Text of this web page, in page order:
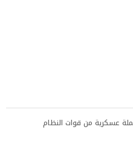
عسكرية من قوات النظام